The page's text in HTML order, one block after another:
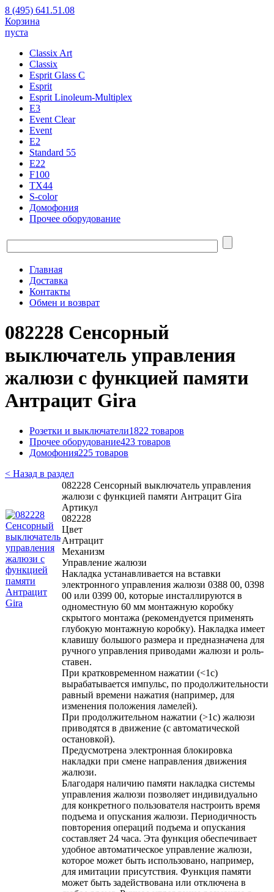
8 (495) 641.51.08
Корзина
пуста
Classix Art
Classix
Esprit Glass C
Esprit
Esprit Linoleum-Multiplex
E3
Event Clear
Event
E2
Standard 55
E22
F100
TX44
S-color
Домофония
Прочее оборудование
Главная
Доставка
Контакты
Обмен и возврат
082228 Сенсорный
выключатель управления
жалюзи с функцией памяти
Антрацит Gira
Розетки и выключатели1822 товаров
Прочее оборудование423 товаров
Домофония225 товаров
< Назад в раздел
082228 Сенсорный выключатель управления
жалюзи с функцией памяти Антрацит Gira
Артикул
082228
Цвет
Антрацит
Механизм
Управление жалюзи
Накладка устанавливается на вставки
электронного управления жалюзи 0388 00, 0398
00 или 0399 00, которые инсталлируются в
одноместную 60 мм монтажную коробку
скрытого монтажа (рекомендуется применять
глубокую монтажную коробку). Накладка имеет
клавишу большого размера и предназначена для
ручного управления приводами жалюзи и роль-
ставен.
При кратковременном нажатии (<1с)
вырабатывается импульс, по продолжительности
равный времени нажатия (например, для
изменения положения ламелей).
При продолжительном нажатии (>1с) жалюзи
приводятся в движение (с автоматической
остановкой).
Предусмотрена электронная блокировка
накладки при смене направления движения
жалюзи.
Благодаря наличию памяти накладка системы
управления жалюзи позволяет индивидуально
для конкретного пользователя настроить время
подъема и опускания жалюзи. Периодичность
повторения операций подъема и опускания
составляет 24 часа. Эта функция обеспечивает
удобное автоматическое управление жалюзи,
которое может быть использовано, например,
для имитации присутствия. Функция памяти
может быть задействована или отключена в